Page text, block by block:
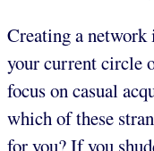
Creating a
your current circle
focus on casual
which of these
for you? If you